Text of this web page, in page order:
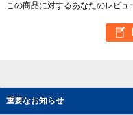
重要なお知らせ
この商品に対するあなたのレビュ